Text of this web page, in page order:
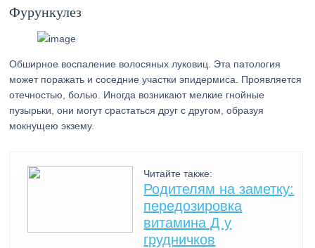
Фурункулез
Обширное воспаление волосяных луковиц. Эта патология
может поражать и соседние участки эпидермиса. Проявляется
отечностью, болью. Иногда возникают мелкие гнойные
пузырьки, они могут срастаться друг с другом, образуя
мокнущею экзему.
Читайте также:
Родителям на заметку:
передозировка
витамина Д у
грудничков